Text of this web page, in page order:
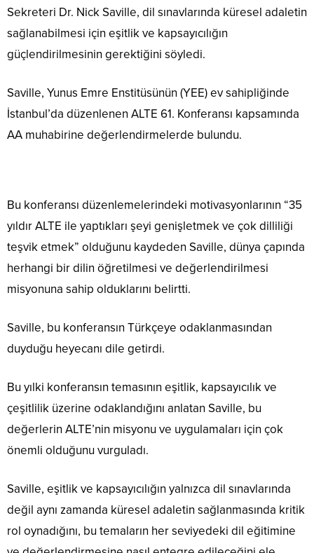
Sekreteri Dr. Nick Saville, dil sınavlarında küresel adaletin
sağlanabilmesi için eşitlik ve kapsayıcılığın
güçlendirilmesinin gerektiğini söyledi.
Saville, Yunus Emre Enstitüsünün (YEE) ev sahipliğinde
İstanbul’da düzenlenen ALTE 61. Konferansı kapsamında
AA muhabirine değerlendirmelerde bulundu.
Bu konferansı düzenlemelerindeki motivasyonlarının “35
yıldır ALTE ile yaptıkları şeyi genişletmek ve çok dilliliği
teşvik etmek” olduğunu kaydeden Saville, dünya çapında
herhangi bir dilin öğretilmesi ve değerlendirilmesi
misyonuna sahip olduklarını belirtti.
Saville, bu konferansın Türkçeye odaklanmasından
duyduğu heyecanı dile getirdi.
Bu yılki konferansın temasının eşitlik, kapsayıcılık ve
çeşitlilik üzerine odaklandığını anlatan Saville, bu
değerlerin ALTE’nin misyonu ve uygulamaları için çok
önemli olduğunu vurguladı.
Saville, eşitlik ve kapsayıcılığın yalnızca dil sınavlarında
değil aynı zamanda küresel adaletin sağlanmasında kritik
rol oynadığını, bu temaların her seviyedeki dil eğitimine